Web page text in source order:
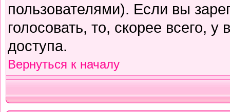
пользователями). Если вы
голосовать, то, скорее всего,
доступа.
Вернуться к началу